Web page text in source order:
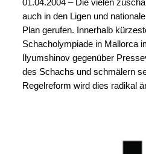
auch in den Ligen und
Plan gerufen. Innerhalb
Schacholympiade in Mallorca
Ilyumshinov gegenüber
des Schachs und schmälern
Regelreform wird dies radikal